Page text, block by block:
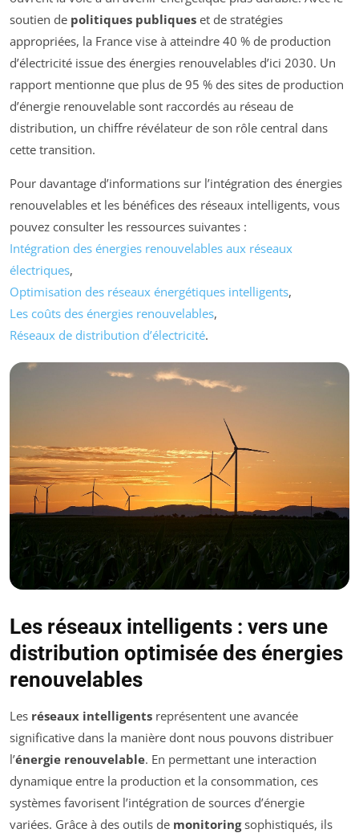
soutien de politiques publiques et de stratégies
appropriées, la France vise à atteindre 40 % de production
d’électricité issue des énergies renouvelables d’ici 2030. Un
rapport mentionne que plus de 95 % des sites de production
d’énergie renouvelable sont raccordés au réseau de
distribution, un chiffre révélateur de son rôle central dans
cette transition.
Pour davantage d’informations sur l’intégration des énergies
renouvelables et les bénéfices des réseaux intelligents, vous
pouvez consulter les ressources suivantes :
Intégration des énergies renouvelables aux réseaux
électriques,
Optimisation des réseaux énergétiques intelligents,
Les coûts des énergies renouvelables,
Réseaux de distribution d’électricité.
Les réseaux intelligents : vers une
distribution optimisée des énergies
renouvelables
Les réseaux intelligents représentent une avancée
significative dans la manière dont nous pouvons distribuer
l’énergie renouvelable. En permettant une interaction
dynamique entre la production et la consommation, ces
systèmes favorisent l’intégration de sources d’énergie
variées. Grâce à des outils de monitoringsophistiqués, ils